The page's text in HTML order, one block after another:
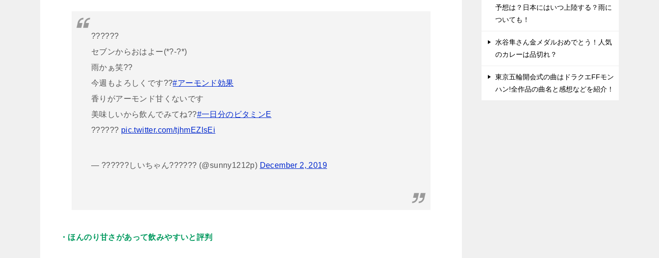
??????
セブンからおはよー(*?-?*)
雨かぁ笑??
今週もよろしくです??#アーモンド効果
香りがアーモンド甘くないです
美味しいから飲んでみてね??#一日分のビタミンE
?????? pic.twitter.com/tjhmEZlsEi
— ??????しいちゃん?????? (@sunny1212p) December 2, 2019
・ほんのり甘さがあって飲みやすいと評判
予想は？日本にはいつ上陸する？雨に
ついても！
水谷隼さん金メダルおめでとう！人気
のカレーは品切れ？
東京五輪開会式の曲はドラクエFFモン
ハン!全作品の曲名と感想などを紹介！